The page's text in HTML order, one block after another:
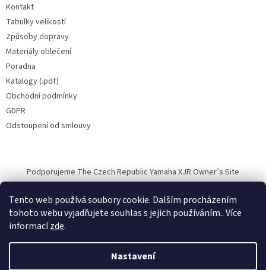
Tento web používá soubory cookie. Dalším procházením
tohoto webu vyjadřujete souhlas s jejich používáním.. Více
informacízde.
Nastavení
Kontakt
Tabulky velikostí
Způsoby dopravy
Materiály oblečení
Poradna
Katalogy (.pdf)
Obchodní podmínky
GDPR
Odstoupení od smlouvy
Podporujeme The Czech Republic Yamaha XJR Owner’s Site